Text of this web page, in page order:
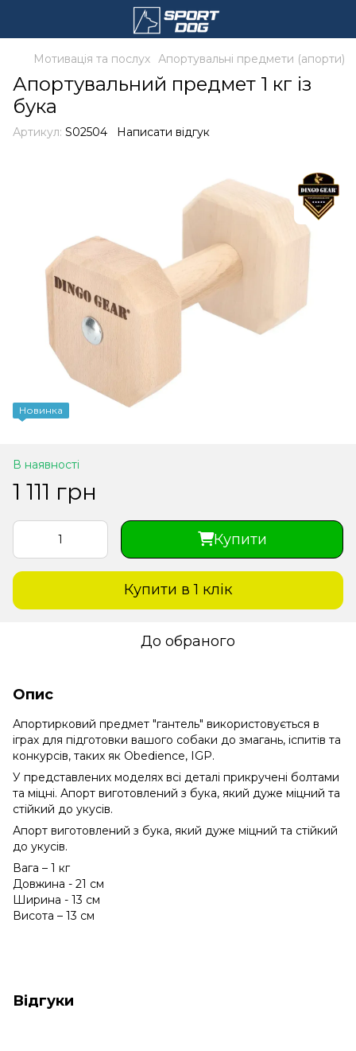
Мотивація та послух Апортувальні предмети (апорти)
Апортувальний предмет 1 кг із
бука
Артикул: S02504 Написати відгук
Новинка
В наявності
1 111 грн
Купити
Купити в 1 клiк
До обраного
Опис
Апортирковий предмет "гантель" використовується в
іграх для підготовки вашого собаки до змагань, іспитів та
конкурсів, таких як Obedience, IGP.
У представлених моделях всі деталі прикручені болтами
та міцні. Апорт виготовлений з бука, який дуже міцний та
стійкий до укусів.
Апорт виготовлений з бука, який дуже міцний та стійкий
до укусів.
Вага – 1 кг
Довжина - 21 см
Ширина - 13 см
Висота – 13 см
Відгуки